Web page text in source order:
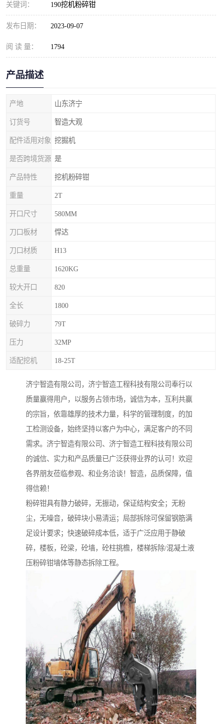
关键词： 190挖机粉碎钳
发布日期： 2023-09-07
阅 读 量： 1794
产品描述
产地 山东济宁
订货号 智造大观
配件适用对象 挖掘机
是否跨境货源 是
产品特性 挖机粉碎钳
重量 2T
开口尺寸 580MM
刀口板材 悍达
刀口材质 H13
总重量 1620KG
较大开口 820
全长 1800
破碎力 79T
压力 32MP
适配挖机 18-25T
济宁智造有限公司，济宁智造工程科技有限公司奉行以
质量赢得用户，以服务占领市场，诚信为本，互利共赢
的宗旨，依靠雄厚的技术力量，科学的管理制度，的加
工检测设备，始终坚持以客户为中心，满足客户的不同
需求。济宁智造有限公司、济宁智造工程科技有限公司
的诚信、实力和产品质量已广泛获得业界的认可！欢迎
各界朋友莅临参观、和业务洽谈！智造，品质保障，值
得信赖！
粉碎钳具有静力破碎，无振动，保证结构安全；无粉
尘，无噪音，破碎块小易清运；局部拆除可保留钢筋满
足设计要求；快速破碎成本低，适于广泛应用于静破
碎，楼板，砼梁，砼墙，砼柱挑檐，楼梯拆除/混凝土液
压粉碎钳墙体等静态拆除工程。